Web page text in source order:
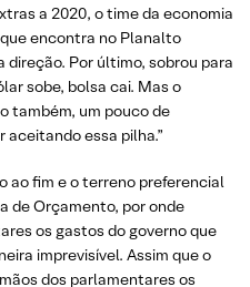
a 2020, o time da economia
encontra no Planalto
direção. Por último, sobrou para
sobe, bolsa cai. Mas o
também, um pouco de
essa pilha.”
ao fim e o terreno preferencial
de Orçamento, por onde
os gastos do governo que
imprevisível. Assim que o
dos parlamentares os